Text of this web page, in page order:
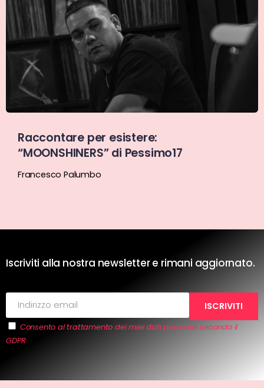
Raccontare per esistere:
“MOONSHINERS” di Pessimo17
Francesco Palumbo
Iscriviti alla nostra newsletter e rimani aggiornato.
Consento al trattamento dei miei dati personali secondo il
GDPR